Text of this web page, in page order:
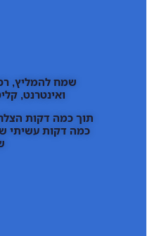
שמח להמליץ,
ואינטרנט,
תוך כמה דקות
כמה דקות עשיתי
שלי.